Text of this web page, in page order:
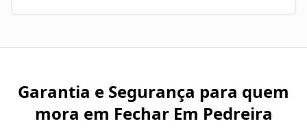
Garantia e Segurança para quem
mora em Fechar Em Pedreira